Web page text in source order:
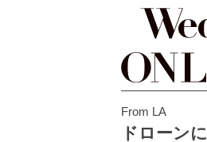
From LA
ドローン